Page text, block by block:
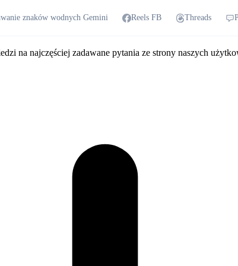
znaków wodnych Gemini Reels FB Threads
na najczęściej zadawane pytania ze strony naszych